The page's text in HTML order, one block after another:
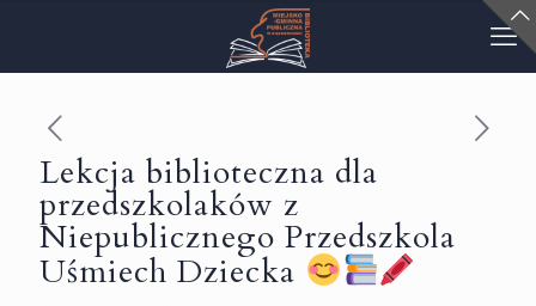
Lekcja biblioteczna dla
przedszkolaków z
Niepublicznego Przedszkola
Uśmiech Dziecka